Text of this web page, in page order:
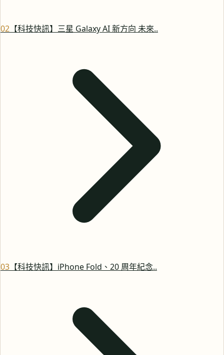
02 【科技快訊】三星 Galaxy AI 新方向 未來..
03 【科技快訊】iPhone Fold、20 周年紀念..